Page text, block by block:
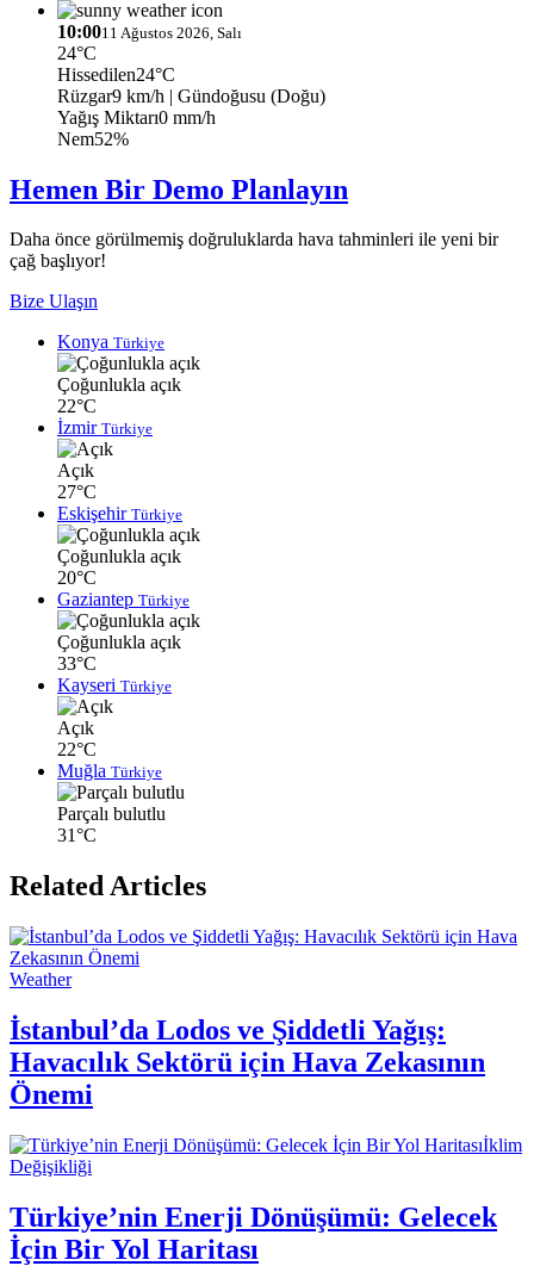
10:0011 Ağustos 2026, Salı
24°C
Hissedilen24°C
Rüzgar9 km/h | Gündoğusu (Doğu)
Yağış Miktarı0 mm/h
Nem52%
Hemen Bir Demo Planlayın
Daha önce görülmemiş doğruluklarda hava tahminleri ile yeni bir
çağ başlıyor!
Bize Ulaşın
Konya Türkiye
Çoğunlukla açık
22°C
İzmir Türkiye
Açık
27°C
Eskişehir Türkiye
Çoğunlukla açık
20°C
Gaziantep Türkiye
Çoğunlukla açık
33°C
Kayseri Türkiye
Açık
22°C
Muğla Türkiye
Parçalı bulutlu
31°C
Related Articles
Weather
İstanbul’da Lodos ve Şiddetli Yağış:
Havacılık Sektörü için Hava Zekasının
Önemi
İklim
Değişikliği
Türkiye’nin Enerji Dönüşümü: Gelecek
İçin Bir Yol Haritası